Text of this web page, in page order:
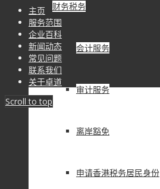
财务税务
会计服务
审计服务
离岸豁免
申请香港税务居民身份
主页
服务范围
企业百科
新闻动态
常见问题
联系我们
关于卓道
Scroll to top